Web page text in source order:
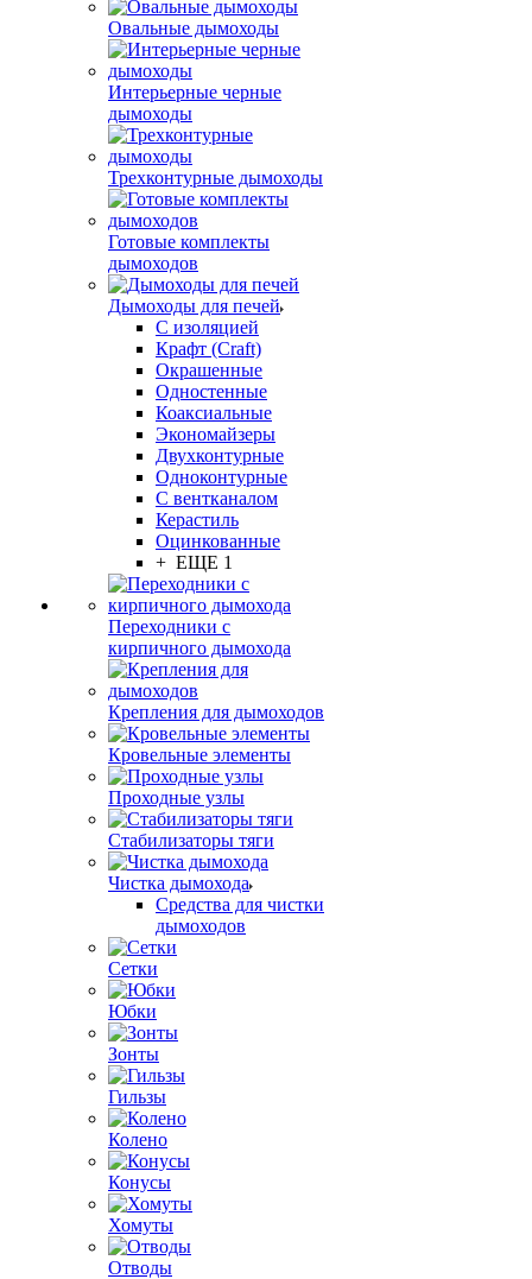
Овальные дымоходы
Интерьерные черные
дымоходы
Трехконтурные дымоходы
Готовые комплекты
дымоходов
Дымоходы для печей
С изоляцией
Крафт (Craft)
Окрашенные
Одностенные
Коаксиальные
Экономайзеры
Двухконтурные
Одноконтурные
С вентканалом
Керастиль
Оцинкованные
+ ЕЩЕ 1
Переходники с
кирпичного дымохода
Крепления для дымоходов
Кровельные элементы
Проходные узлы
Стабилизаторы тяги
Чистка дымохода
Средства для чистки
дымоходов
Сетки
Юбки
Зонты
Гильзы
Колено
Конусы
Хомуты
Отводы